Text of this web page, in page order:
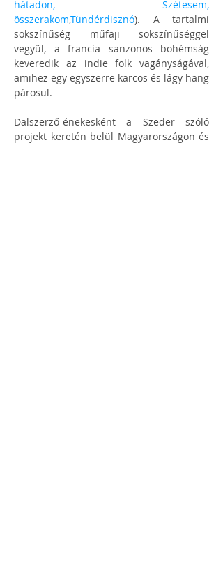
hátadon,
Szétesem,
összerakom,Tündérdisznó). A tartalmi
sokszínűség műfaji sokszínűséggel
vegyül, a francia sanzonos bohémság
keveredik az indie folk vagányságával,
amihez egy egyszerre karcos és lágy hang
párosul.
Dalszerző-énekesként a Szeder szóló
projekt keretén belül Magyarországon és